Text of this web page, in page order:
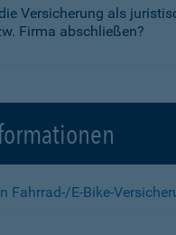
Versicherung als
Firma abschließen?
Fahrrad-/E-Bike-